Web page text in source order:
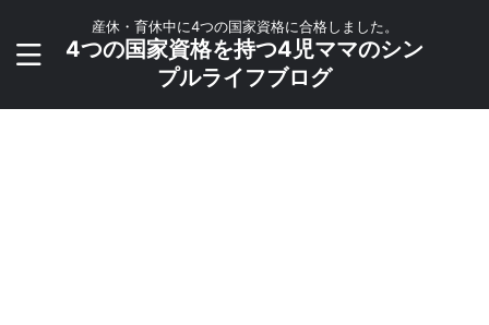
産休・育休中に4つの国家資格に合格しました。
4つの国家資格を持つ4児ママのシン
プルライフブログ